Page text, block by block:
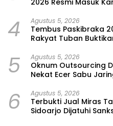
2026 Resmi Masuk
4 Agustus 5, 2026
Tembus Paskibraka
Rakyat Tuban
5 Agustus 5, 2026
Oknum Outsourcing
Nekat Ecer Sabu
6 Agustus 5, 2026
Terbukti Jual Miras
Sidoarjo Dijatuhi